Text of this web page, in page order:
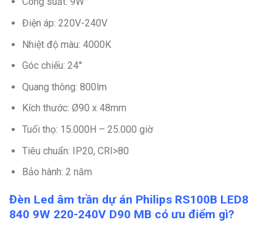
Điện áp: 220V-240V
Nhiệt độ màu: 4000K
Góc chiếu: 24°
Quang thông: 800lm
Kích thước: Ø90 x 48mm
Tuổi thọ: 15.000H – 25.000 giờ
Tiêu chuẩn: IP20, CRI>80
Bảo hành: 2 năm
Đèn Led âm trần dự án Philips RS100B LED8
840 9W 220-240V D90 MB có ưu điểm gì?